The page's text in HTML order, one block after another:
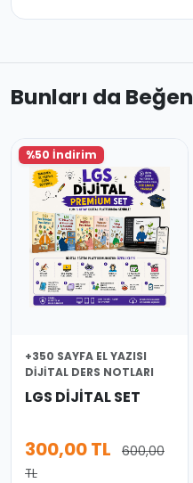
Bunları da
%50 İndirim
+350 SAYFA EL YAZISI
DIJITAL DERS NOTLARI
LGS DİJİTAL SET
300,00 TL
600,00
TL